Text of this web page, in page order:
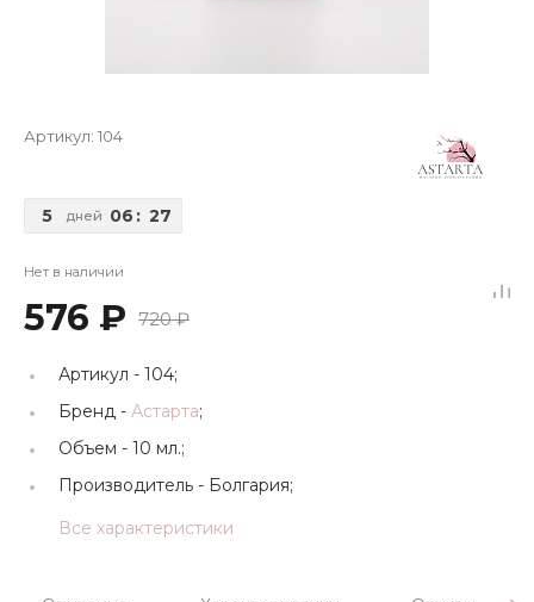
Артикул: 104
5 дней 06 : 27
Нет в наличии
576 ₽ 720 ₽
Артикул - 104;
Бренд - Астарта;
Объем - 10 мл.;
Производитель - Болгария;
Все характеристики